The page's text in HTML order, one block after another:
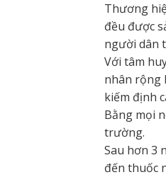
Thương
đều được
người dân
Với tâm
nhân rộng
kiếm định
Bằng mọi
trường.
Sau hơn 3
đến thuốc